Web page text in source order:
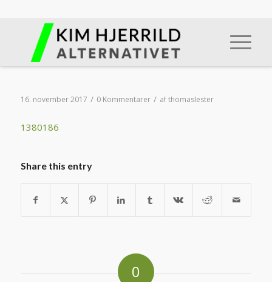
16. november 2017 / 0 Kommentarer / afthomaslester
1380186
Share this entry
0